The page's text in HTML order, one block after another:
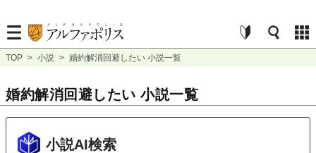
TOP > 小説 > 婚約解消回避したい 小説一覧
婚約解消回避したい 小説一覧
小説AI検索